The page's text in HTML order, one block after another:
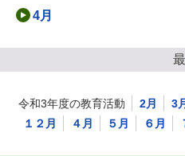
4月
令和3年度の教育活動 2月 3月
１２月
４月 ５月 ６月